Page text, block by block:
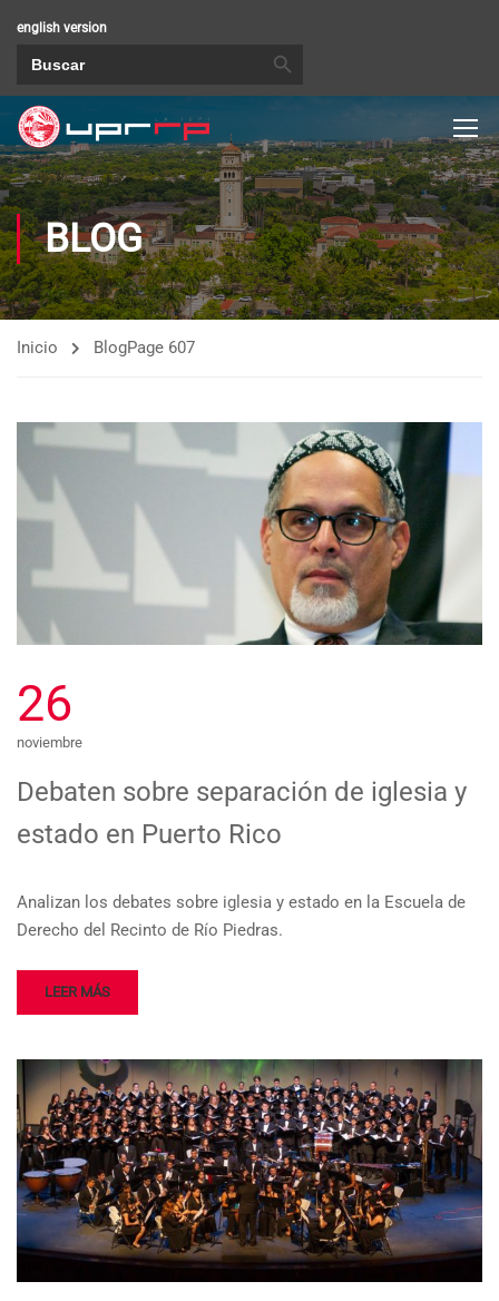
english version
BLOG
Inicio BlogPage 607
26
noviembre
Debaten sobre separación de iglesia y
estado en Puerto Rico
Analizan los debates sobre iglesia y estado en la Escuela de
Derecho del Recinto de Río Piedras.
LEER MÁS